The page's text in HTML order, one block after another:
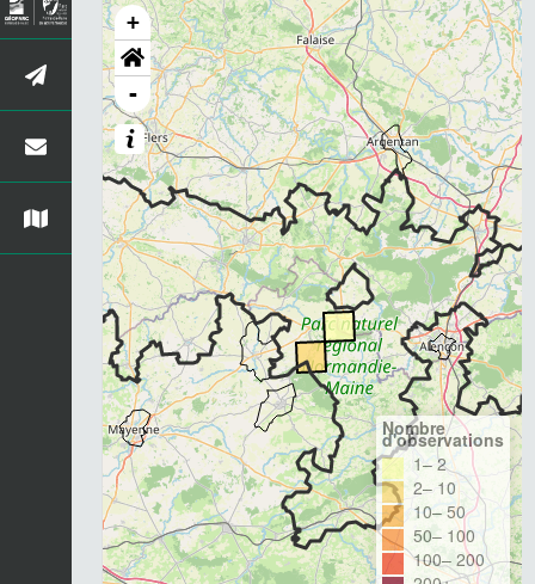
+
-
Nombre
d'observations
1– 2
2– 10
10– 50
50– 100
100– 200